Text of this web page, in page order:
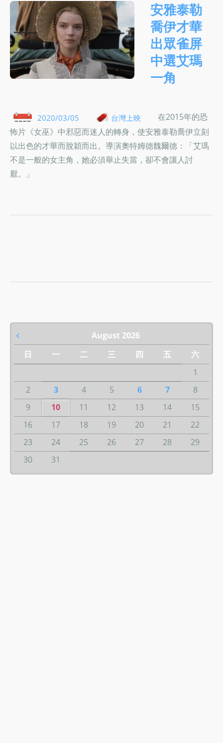
安雅泰勒
喬伊才華
出眾雀屏
中選艾瑪
一角
2020/03/05 台灣上映
在2015年的恐
怖片《女巫》中邪惡而迷人的轉身，使安雅泰勒喬伊立刻
以出色的才華而脫穎而出。導演奧特姆德魏爾德：「艾瑪
不是一般的女主角，她必須舉止失當，卻不會讓人討
厭。」
August 2026
﹤
日
一 二 三 四 五
六
1
2
3 4 5 6 7
8
9
10 11 12 13 14
15
16
17 18 19 20 21
22
23
24 25 26 27 28
29
30
31